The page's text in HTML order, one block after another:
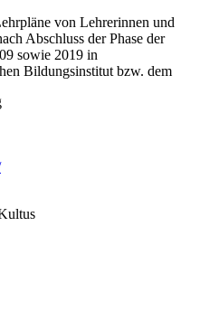
von Lehrerinnen und
Abschluss der Phase der
sowie 2019 in
Bildungsinstitut bzw. dem